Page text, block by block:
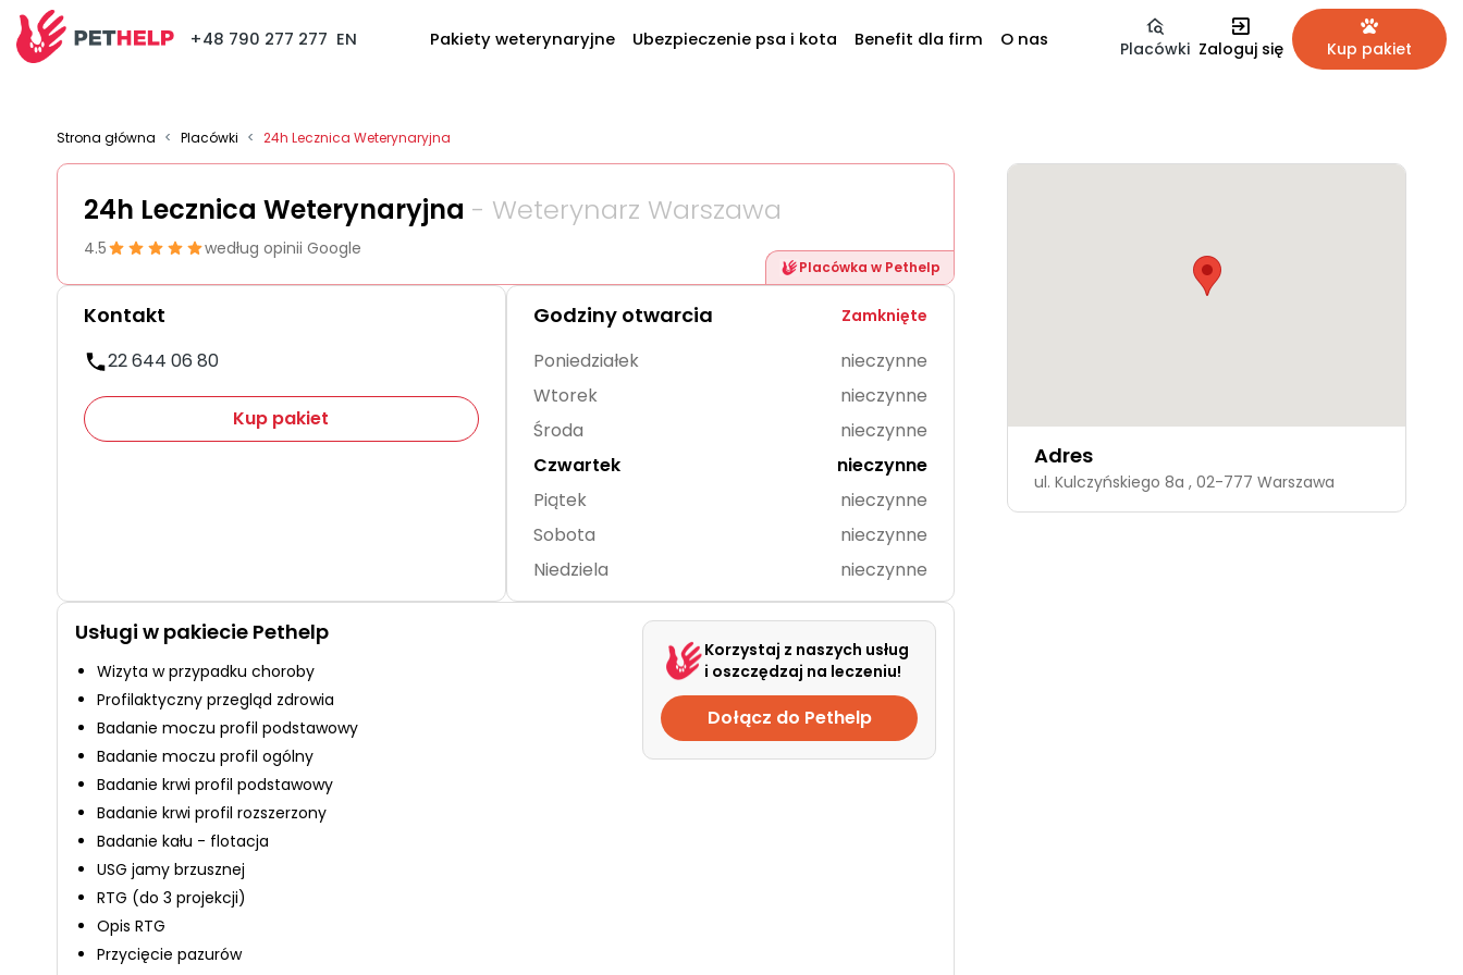
+48 790 277 277 EN Pakiety weterynaryjne Ubezpieczenie psa i kota Benefit dla firm O nas Placówki Zaloguj się Kup pakiet
Strona główna < Placówki < 24h Lecznica Weterynaryjna
24h Lecznica Weterynaryjna - Weterynarz Warszawa
4.5 według opinii Google
Placówka w Pethelp
Kontakt
22 644 06 80
Kup pakiet
Godziny otwarcia Zamknięte
Poniedziałek
nieczynne
Wtorek
nieczynne
Środa
nieczynne
Czwartek
nieczynne
Piątek
nieczynne
Sobota
nieczynne
Niedziela
nieczynne
Usługi w pakiecie Pethelp
Wizyta w przypadku choroby
Profilaktyczny przegląd zdrowia
Badanie moczu profil podstawowy
Badanie moczu profil ogólny
Badanie krwi profil podstawowy
Badanie krwi profil rozszerzony
Badanie kału - flotacja
USG jamy brzusznej
RTG (do 3 projekcji)
Opis RTG
Przycięcie pazurów
Korzystaj z naszych usług
i oszczędzaj na leczeniu!
Dołącz do Pethelp
Adres
ul. Kulczyńskiego 8a , 02-777 Warszawa